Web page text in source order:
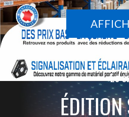
Le
ÉDITION